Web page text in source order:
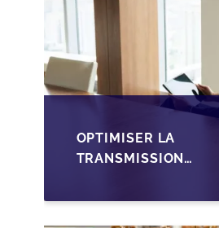
OPTIMISER LA
TRANSMISSION
LUXEMBOURGEOISE